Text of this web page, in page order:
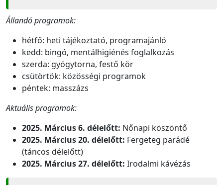
Állandó programok:
hétfő: heti tájékoztató, programajánló
kedd: bingó, mentálhigiénés foglalkozás
szerda: gyógytorna, festő kör
csütörtök: közösségi programok
péntek: masszázs
Aktuális programok:
2025. Március 6. délelőtt: Nőnapi köszöntő
2025. Március 20. délelőtt: Fergeteg parádé
(táncos délelőtt)
2025. Március 27. délelőtt: Irodalmi kávézás